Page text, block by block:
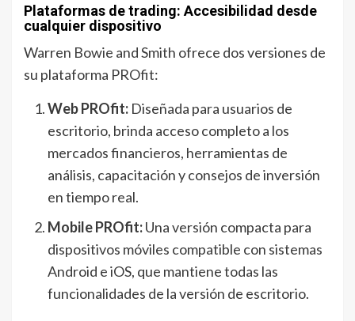
Plataformas de trading: Accesibilidad desde
cualquier dispositivo
Warren Bowie and Smith ofrece dos versiones de
su plataforma PROfit:
Web PROfit: Diseñada para usuarios de
escritorio, brinda acceso completo a los
mercados financieros, herramientas de
análisis, capacitación y consejos de inversión
en tiempo real.
Mobile PROfit:Una versión compacta para
dispositivos móviles compatible con sistemas
Android e iOS, que mantiene todas las
funcionalidades de la versión de escritorio.